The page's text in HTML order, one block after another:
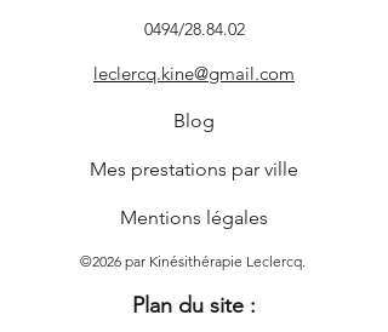
0494/28.84.02
leclercq.kine@gmail.com
Blog
Mes prestations par ville
Mentions légales
©2026 par Kinésithérapie Leclercq.
Plan du site :